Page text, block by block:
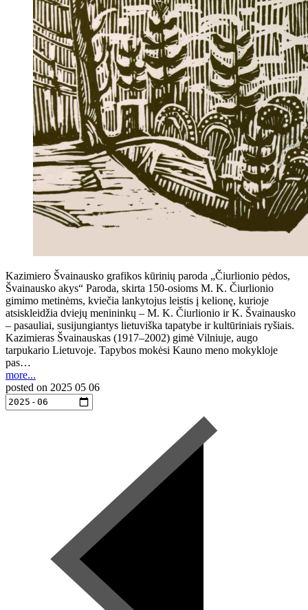
Kazimiero Švainausko grafikos kūrinių paroda „Čiurlionio pėdos,
Švainausko akys“ Paroda, skirta 150-osioms M. K. Čiurlionio
gimimo metinėms, kviečia lankytojus leistis į kelionę, kurioje
atsiskleidžia dviejų menininkų – M. K. Čiurlionio ir K. Švainausko
– pasauliai, susijungiantys lietuviška tapatybe ir kultūriniais ryšiais.
Kazimieras Švainauskas (1917–2002) gimė Vilniuje, augo
tarpukario Lietuvoje. Tapybos mokėsi Kauno meno mokykloje
pas…
more...
posted on 2025 05 06